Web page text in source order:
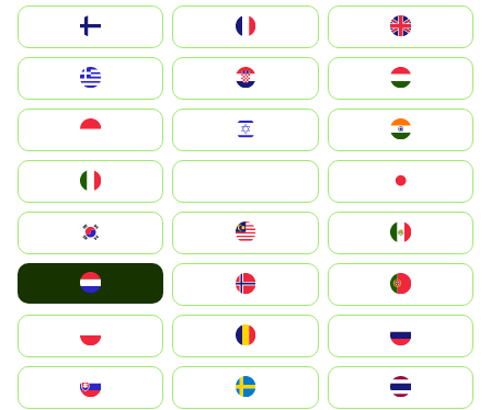
United Kingdom
Magyarország
South Korea